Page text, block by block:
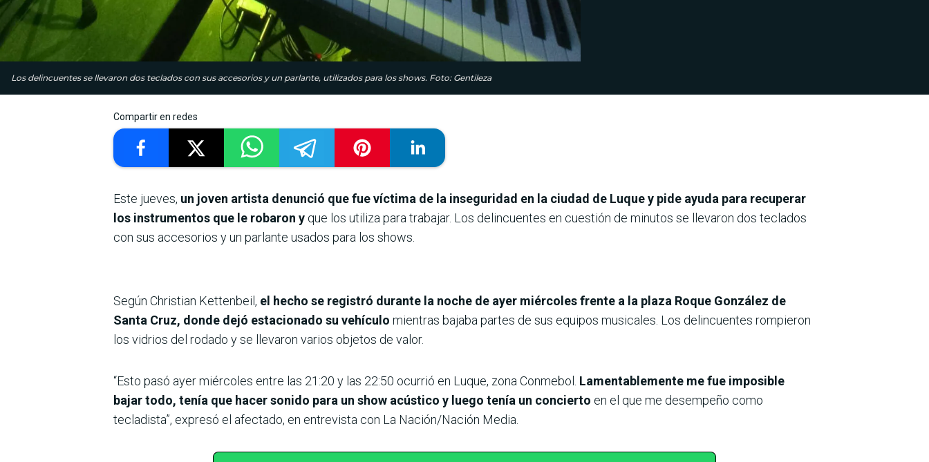
Los delincuentes se llevaron dos teclados con sus accesorios y un parlante, utilizados para los shows. Foto: Gentileza
Compartir en redes
Este jueves, un joven artista denunció que fue víctima de la inseguridad en la ciudad de Luque y pide ayuda para recuperar
los instrumentos que le robaron y que los utiliza para trabajar. Los delincuentes en cuestión de minutos se llevaron dos teclados
con sus accesorios y un parlante usados para los shows.
Según Christian Kettenbeil, el hecho se registró durante la noche de ayer miércoles frente a la plaza Roque González de
Santa Cruz, donde dejó estacionado su vehículo mientras bajaba partes de sus equipos musicales. Los delincuentes rompieron
los vidrios del rodado y se llevaron varios objetos de valor.
“Esto pasó ayer miércoles entre las 21:20 y las 22:50 ocurrió en Luque, zona Conmebol. Lamentablemente me fue imposible
bajar todo, tenía que hacer sonido para un show acústico y luego tenía un concierto en el que me desempeño como
tecladista”, expresó el afectado, en entrevista con La Nación/Nación Media.